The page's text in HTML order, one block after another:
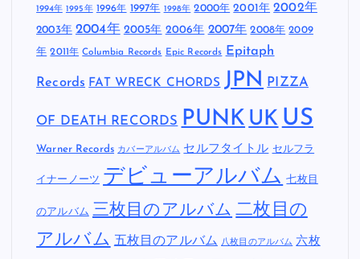
1994年 1995年 1996年 1997年 1998年 2000年 2001年 2002年
2003年 2004年 2005年 2006年 2007年 2008年 2009
年 2011年 Columbia Records Epic Records Epitaph
Records FAT WRECK CHORDS JPN PIZZA
OF DEATH RECORDS PUNK UK US
Warner Records カバーアルバム セルフタイトル セルフラ
イナーノーツ デビューアルバム 七枚目
のアルバム 三枚目のアルバム 二枚目の
アルバム 五枚目のアルバム 八枚目のアルバム 六枚